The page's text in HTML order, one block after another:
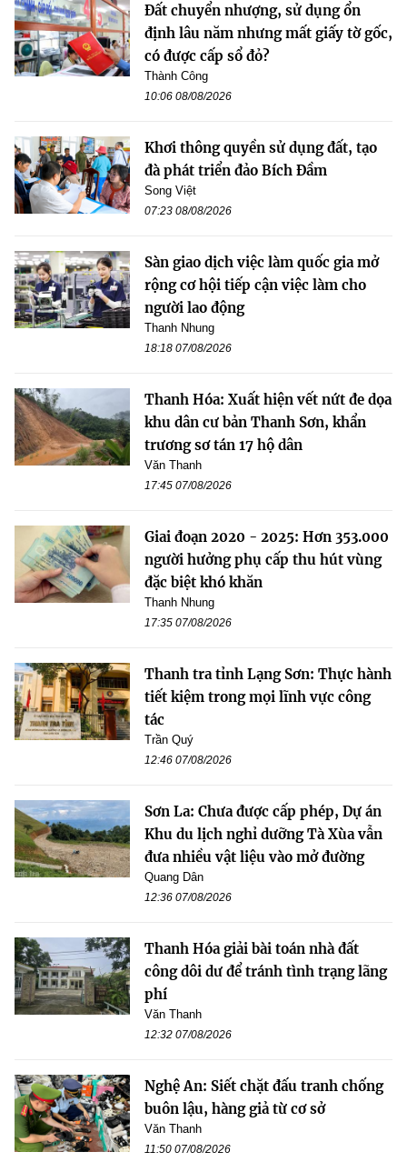
Đất chuyển nhượng, sử dụng ổn
định lâu năm nhưng mất giấy tờ gốc,
có được cấp sổ đỏ?
Thành Công
10:06 08/08/2026
Khơi thông quyền sử dụng đất, tạo
đà phát triển đảo Bích Đầm
Song Việt
07:23 08/08/2026
Sàn giao dịch việc làm quốc gia mở
rộng cơ hội tiếp cận việc làm cho
người lao động
Thanh Nhung
18:18 07/08/2026
Thanh Hóa: Xuất hiện vết nứt đe dọa
khu dân cư bản Thanh Sơn, khẩn
trương sơ tán 17 hộ dân
Văn Thanh
17:45 07/08/2026
Giai đoạn 2020 - 2025: Hơn 353.000
người hưởng phụ cấp thu hút vùng
đặc biệt khó khăn
Thanh Nhung
17:35 07/08/2026
Thanh tra tỉnh Lạng Sơn: Thực hành
tiết kiệm trong mọi lĩnh vực công
tác
Trần Quý
12:46 07/08/2026
Sơn La: Chưa được cấp phép, Dự án
Khu du lịch nghỉ dưỡng Tà Xùa vẫn
đưa nhiều vật liệu vào mở đường
Quang Dân
12:36 07/08/2026
Thanh Hóa giải bài toán nhà đất
công dôi dư để tránh tình trạng lãng
phí
Văn Thanh
12:32 07/08/2026
Nghệ An: Siết chặt đấu tranh chống
buôn lậu, hàng giả từ cơ sở
Văn Thanh
11:50 07/08/2026